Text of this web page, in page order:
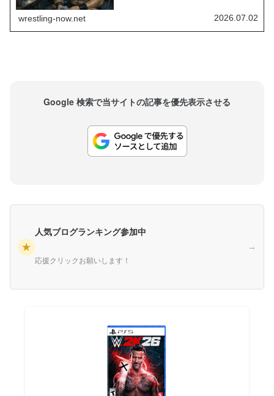
制変更後の葛藤について赤裸々に語っています。
オースティン・セオリーはビンスからの「特大の
wrestling-now.net 2026.07.02
Google 検索で当サイトの記事を優先表示させる
★
人気ブログランキング参加中
応援クリックお願いします！
→